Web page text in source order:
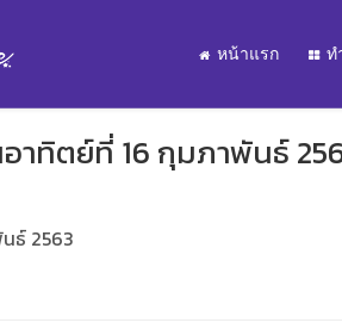
หน้าแรก ท
าทิตย์ที่ 16 กุมภาพันธ์
ธ์ 2563